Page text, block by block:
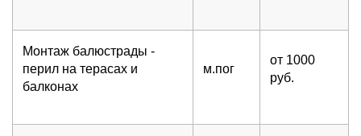
Монтаж балюстрады -
перил на терасах и
балконах
м.пог
от 1000
руб.